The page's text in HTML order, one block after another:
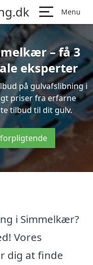
Menu
– få 3
eksperter
på gulvafslibning i
priser fra erfarne
tilbud til dit gulv.
i Simmelkær?
Vores
dig at finde